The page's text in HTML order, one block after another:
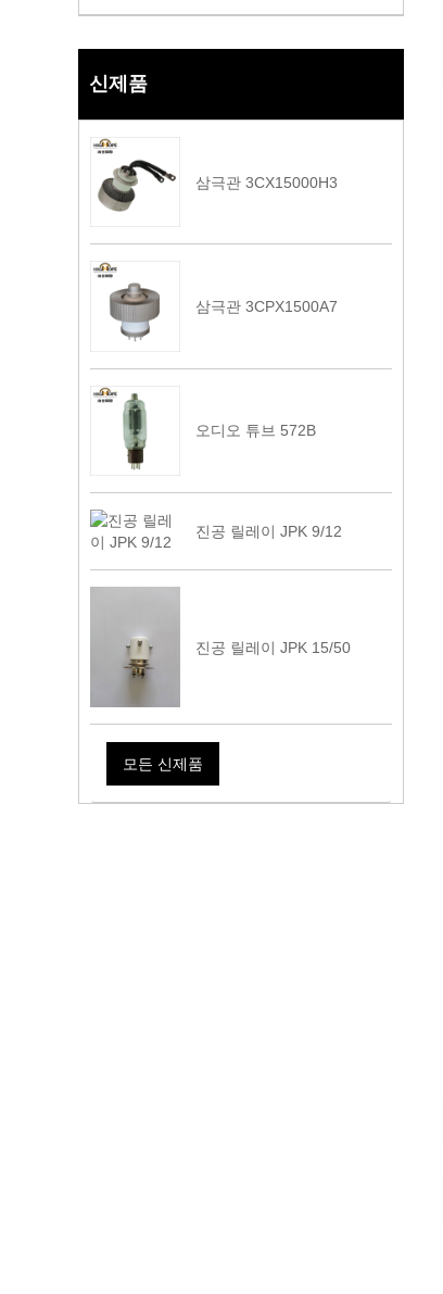
신제품
삼극관 3CX15000H3
삼극관 3CPX1500A7
오디오 튜브 572B
진공 릴레이 JPK 9/12
진공 릴레이 JPK 15/50
모든 신제품